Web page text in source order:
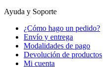
Ayuda y Soporte
¿Cómo hago un pedido?
Envío y entrega
Modalidades de pago
Devolución de productos
Mi cuenta